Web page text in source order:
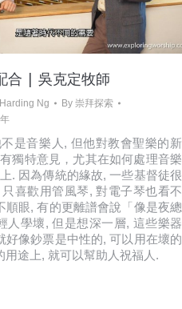
合 | 吳克定牧師
Ng By 崇拜探索
是音樂人, 但他對教會聖樂的新
獨特意見，尤其在如何處理音樂
. 因為傳統的緣故, 一些基督徒很
喜歡用管風琴, 對電子琴也看不
順眼, 有的更離譜會說「像是夜總
人學壞, 但是想深一層, 這些樂器
好像鈔票是中性的, 可以用在壞的
用途上, 就可以幫助人祝福人.